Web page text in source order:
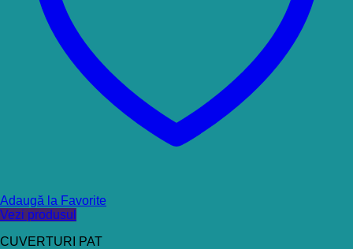
Adaugă la Favorite
Vezi produsul
CUVERTURI PAT